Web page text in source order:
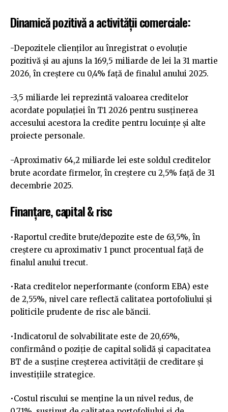
Dinamică pozitivă a activității comerciale:
-Depozitele clienților au înregistrat o evoluție
pozitivă și au ajuns la 169,5 miliarde de lei la 31 martie
2026, în creștere cu 0,4% față de finalul anului 2025.
-3,5 miliarde lei reprezintă valoarea creditelor
acordate populației în T1 2026 pentru susținerea
accesului acestora la credite pentru locuințe și alte
proiecte personale.
-Aproximativ 64,2 miliarde lei este soldul creditelor
brute acordate firmelor, în creștere cu 2,5% față de 31
decembrie 2025.
Finanțare, capital & risc
•Raportul credite brute/depozite este de 63,5%, în
creștere cu aproximativ 1 punct procentual față de
finalul anului trecut.
•Rata creditelor neperformante (conform EBA) este
de 2,55%, nivel care reflectă calitatea portofoliului și
politicile prudente de risc ale băncii.
•Indicatorul de solvabilitate este de 20,65%,
confirmând o poziție de capital solidă și capacitatea
BT de a susține creșterea activității de creditare și
investițiile strategice.
•Costul riscului se menține la un nivel redus, de